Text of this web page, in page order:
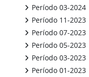
Período 03-2024
Período 11-2023
Período 07-2023
Período 05-2023
Período 03-2023
Período 01-2023